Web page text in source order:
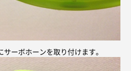
ーボホーンを取り付けます。